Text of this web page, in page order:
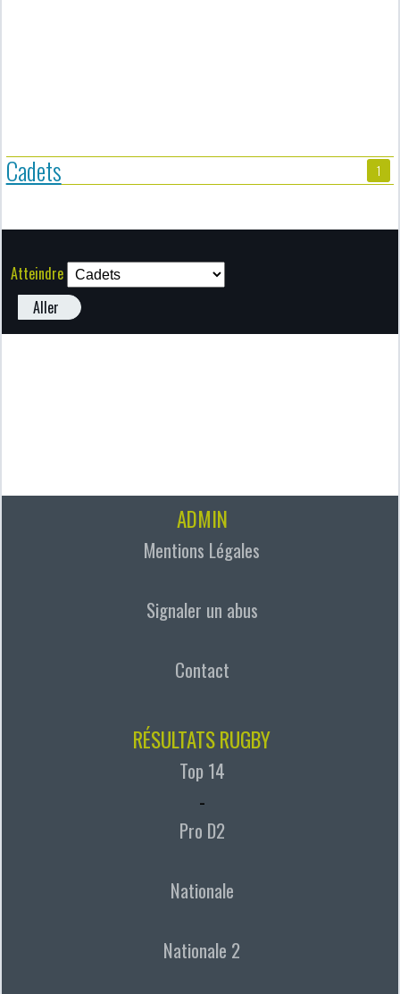
Cadets 1
Atteindre
Aller
ADMIN
Mentions Légales
Signaler un abus
Contact
RÉSULTATS RUGBY
Top 14
-
Pro D2
Nationale
Nationale 2